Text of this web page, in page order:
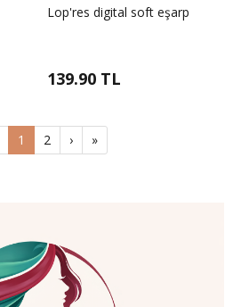
Lop'res digital soft eşarp
139.90 TL
1 2 › »